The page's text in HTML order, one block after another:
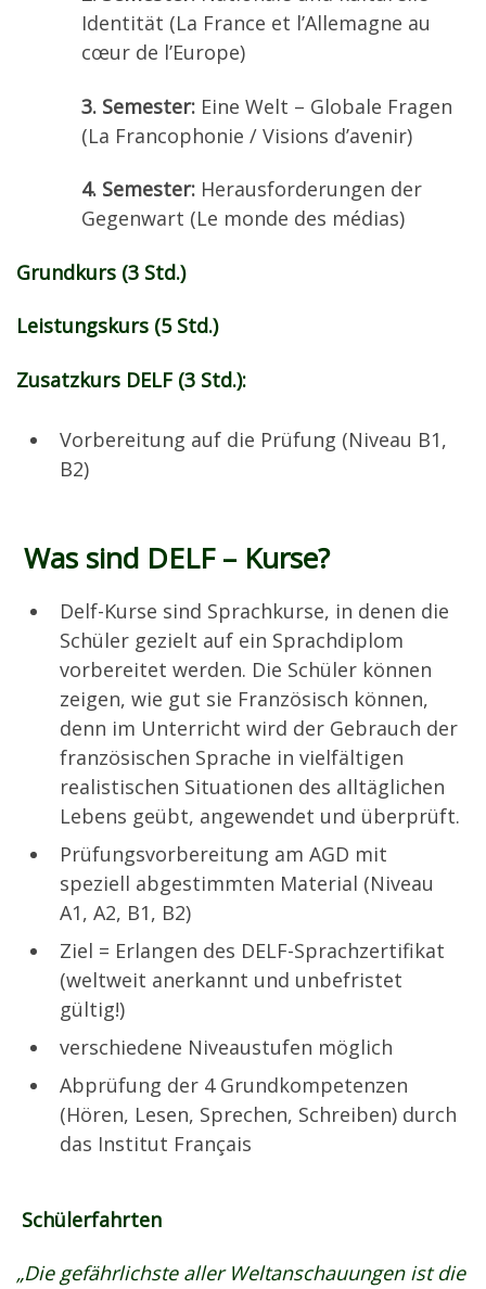
Identität (La France et l’Allemagne au
cœur de l’Europe)
3. Semester: Eine Welt – Globale Fragen
(La Francophonie / Visions d’avenir)
4. Semester: Herausforderungen der
Gegenwart (Le monde des médias)
Grundkurs (3 Std.)
Leistungskurs (5 Std.)
Zusatzkurs DELF (3 Std.):
Vorbereitung auf die Prüfung (Niveau B1,
B2)
Was sind DELF – Kurse?
Delf-Kurse sind Sprachkurse, in denen die
Schüler gezielt auf ein Sprachdiplom
vorbereitet werden. Die Schüler können
zeigen, wie gut sie Französisch können,
denn im Unterricht wird der Gebrauch der
französischen Sprache in vielfältigen
realistischen Situationen des alltäglichen
Lebens geübt, angewendet und überprüft.
Prüfungsvorbereitung am AGD mit
speziell abgestimmten Material (Niveau
A1, A2, B1, B2)
Ziel = Erlangen des DELF-Sprachzertifikat
(weltweit anerkannt und unbefristet
gültig!)
verschiedene Niveaustufen möglich
Abprüfung der 4 Grundkompetenzen
(Hören, Lesen, Sprechen, Schreiben) durch
das Institut Français
Schülerfahrten
„Die gefährlichste aller Weltanschauungen ist die